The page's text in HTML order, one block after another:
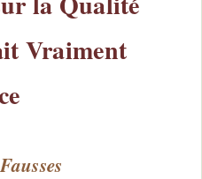
Vraiment